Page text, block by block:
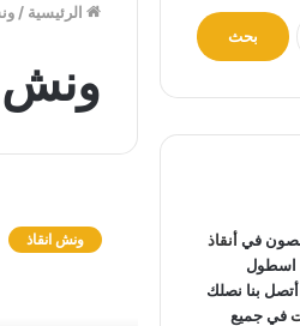
الرئيسية /
ونش
ونش انقاذ
ح
أنقاذ
اسطول
مدار الساعة 24 ساعة أتصل بنا نصلك
في جميع